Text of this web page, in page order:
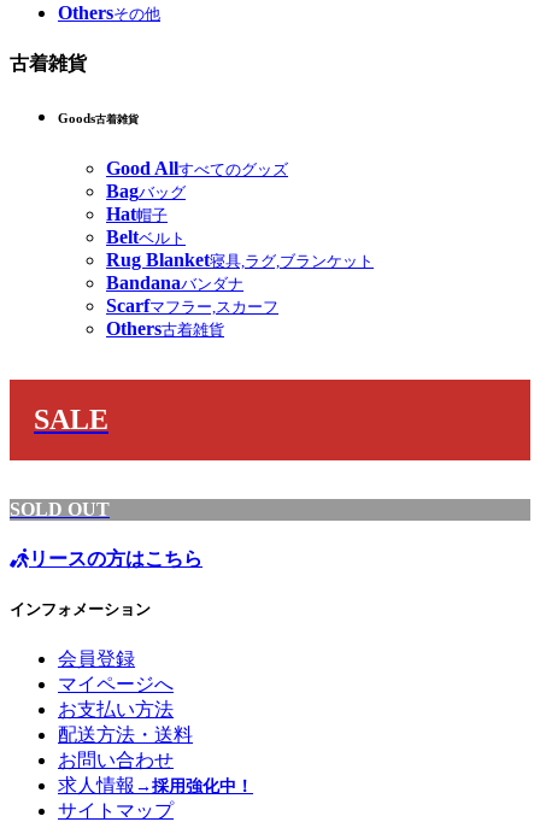
Othersその他
古着雑貨
Goods古着雑貨
Good Allすべてのグッズ
Bagバッグ
Hat帽子
Beltベルト
Rug Blanket寝具,ラグ,ブランケット
Bandanaバンダナ
Scarfマフラー,スカーフ
Others古着雑貨
SALE
SOLD OUT
リースの方はこちら
インフォメーション
会員登録
マイページへ
お支払い方法
配送方法・送料
お問い合わせ
求人情報 →採用強化中！
サイトマップ